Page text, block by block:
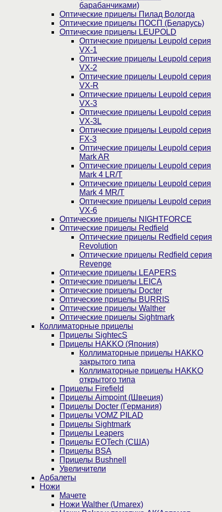
барабанчиками)
Оптические прицелы Пилад Вологда
Оптические прицелы ПОСП (Беларусь)
Оптические прицелы LEUPOLD
Оптические прицелы Leupold серия
VX-1
Оптические прицелы Leupold серия
VX-2
Оптические прицелы Leupold серия
VX-R
Оптические прицелы Leupold серия
VX-3
Оптические прицелы Leupold серия
VX-3L
Оптические прицелы Leupold серия
FX-3
Оптические прицелы Leupold серия
Mark AR
Оптические прицелы Leupold серия
Mark 4 LR/T
Оптические прицелы Leupold серия
Mark 4 MR/T
Оптические прицелы Leupold серия
VX-6
Оптические прицелы NIGHTFORCE
Оптические прицелы Redfield
Оптические прицелы Redfield серия
Revolution
Оптические прицелы Redfield серия
Revenge
Оптические прицелы LEAPERS
Оптические прицелы LEICA
Оптические прицелы Docter
Оптические прицелы BURRIS
Оптические прицелы Walther
Оптические прицелы Sightmark
Коллиматорные прицелы
Прицелы SightecS
Прицелы HAKKO (Япония)
Коллиматорные прицелы HAKKO
закрытого типа
Коллиматорные прицелы HAKKO
открытого типа
Прицелы Firefield
Прицелы Aimpoint (Швеция)
Прицелы Docter (Германия)
Прицелы VOMZ PILAD
Прицелы Sightmark
Прицелы Leapers
Прицелы EOTech (США)
Прицелы BSA
Прицелы Bushnell
Увеличители
Арбалеты
Ножи
Мачете
Ножи Walther (Umarex)